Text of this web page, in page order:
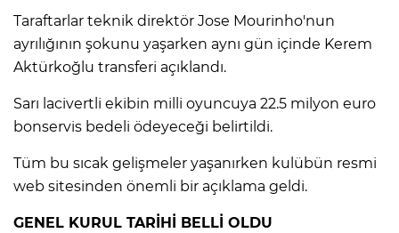
Taraftarlar teknik direktör Jose Mourinho'nun
ayrılığının şokunu yaşarken aynı gün içinde Kerem
Aktürkoğlu transferi açıklandı.
Sarı lacivertli ekibin milli oyuncuya 22.5 milyon euro
bonservis bedeli ödeyeceği belirtildi.
Tüm bu sıcak gelişmeler yaşanırken kulübün resmi
web sitesinden önemli bir açıklama geldi.
GENEL KURUL TARİHİ BELLİ OLDU